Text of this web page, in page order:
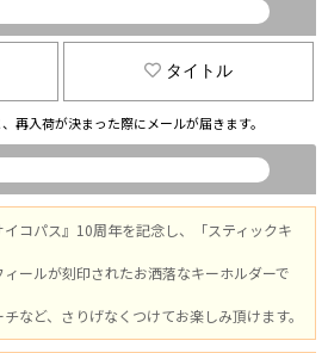
タイトル
再入荷が決まった際にメールが届きます。
イコパス』10周年を記念し、「スティックキ
ールが刻印されたお洒落なキーホルダーで
など、さりげなくつけてお楽しみ頂けます。